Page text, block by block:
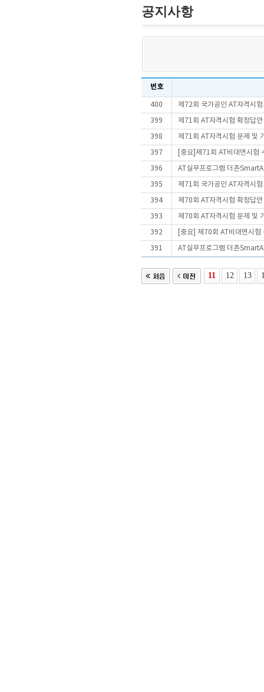
공지사항
번호
400 제72회 국가공인 AT자격시
399 제71회 AT자격시험 확정답
398 제71회 AT자격시험 문제 및
397 [중요]제71회 AT비대면시험
396 AT실무프로그램 더존
395 제71회 국가공인 AT자격시
394 제70회 AT자격시험 확정답
393 제70회 AT자격시험 문제 및
392 [중요] 제70회 AT비대면시험
391 AT실무프로그램 더존
11 12 13